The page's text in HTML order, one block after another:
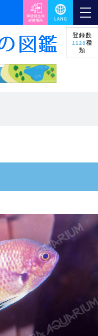
登録数
1128種
類